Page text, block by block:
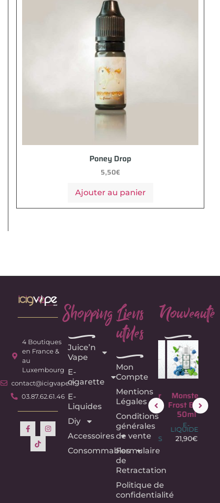
Poney Drop
5,50€
Ajouter au panier
4 Boutiques
en France &
au
Luxembourg
contact@icigvape.fr
03.87.62.61.46
Shopping
e
Juice’n
Vape
E-
cigarette
E-
Liquides
Diy
Accessoires
Consommables
Liens
utiles
e
Mon
Compte
Mentions
Légales
Conditions
générales
de vente
Formulaire
de
Retractation
Politique de
confidentialité
Nouveauté
e
Dragon –
Crazy
Labs –
LIQUIDES
Monster
Frost
Purple
50ml
E-
LIQUIDES
21,90€
Monster
Frost Blue
50ml
LIQUIDES
21,90€